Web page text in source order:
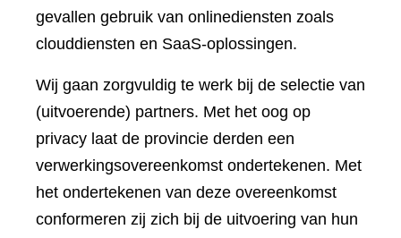
gevallen gebruik van onlinediensten zoals
clouddiensten en SaaS-oplossingen.
Wij gaan zorgvuldig te werk bij de selectie van
(uitvoerende) partners. Met het oog op
privacy laat de provincie derden een
verwerkingsovereenkomst ondertekenen. Met
het ondertekenen van deze overeenkomst
conformeren zij zich bij de uitvoering van hun